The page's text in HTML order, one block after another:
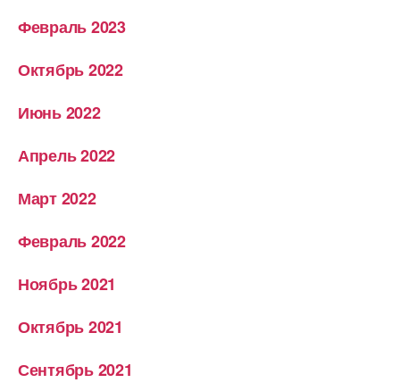
Февраль 2023
Октябрь 2022
Июнь 2022
Апрель 2022
Март 2022
Февраль 2022
Ноябрь 2021
Октябрь 2021
Сентябрь 2021